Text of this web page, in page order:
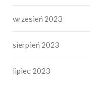
wrzesień 2023
sierpień 2023
lipiec 2023